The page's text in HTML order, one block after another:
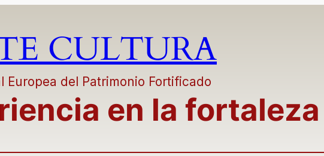
CULTURA
Europea del Patrimonio Fortificado
en la fortaleza